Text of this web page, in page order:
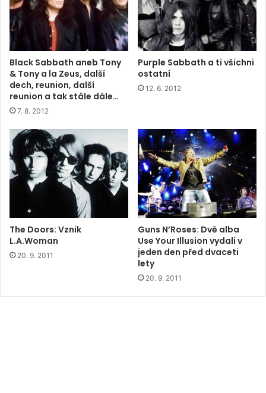
Black Sabbath aneb Tony
& Tony a la Zeus, další
dech, reunion, další
reunion a tak stále dále…
7. 8. 2012
Purple Sabbath a ti všichni
ostatní
12. 6. 2012
The Doors: Vznik
L.A.Woman
20. 9. 2011
Guns N’Roses: Dvě alba
Use Your Illusion vydali v
jeden den před dvaceti
lety
20. 9. 2011